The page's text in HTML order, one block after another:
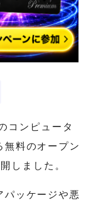
コンピュータ
料のオープン
しました。
パッケージや悪